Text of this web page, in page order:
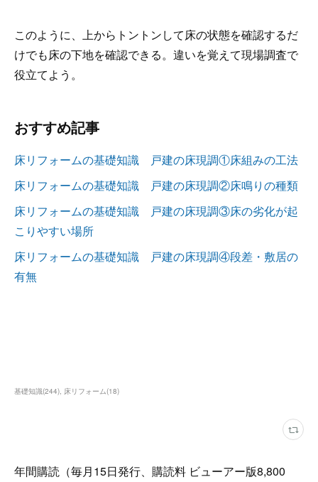
このように、上からトントンして床の状態を確認するだ
けでも床の下地を確認できる。違いを覚えて現場調査で
役立てよう。
おすすめ記事
床リフォームの基礎知識 戸建の床現調①床組みの工法
床リフォームの基礎知識 戸建の床現調②床鳴りの種類
床リフォームの基礎知識 戸建の床現調③床の劣化が起
こりやすい場所
床リフォームの基礎知識 戸建の床現調④段差・敷居の
有無
基礎知識(244) 床リフォーム(18)
年間購読（毎月15日発行、購読料 ビューアー版8,800